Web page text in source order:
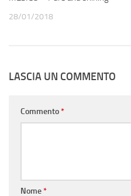
28/01/2018
LASCIA UN COMMENTO
Commento*
Nome*